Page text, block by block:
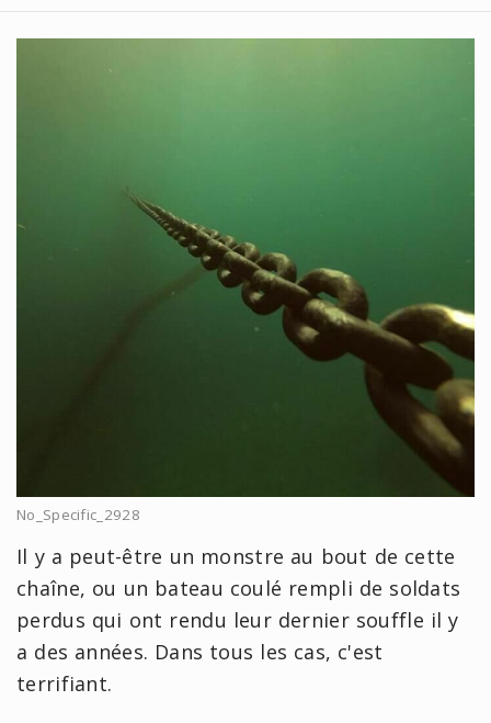
No_Specific_2928
Il y a peut-être un monstre au bout de cette
chaîne, ou un bateau coulé rempli de soldats
perdus qui ont rendu leur dernier souffle il y
a des années. Dans tous les cas, c'est
terrifiant.